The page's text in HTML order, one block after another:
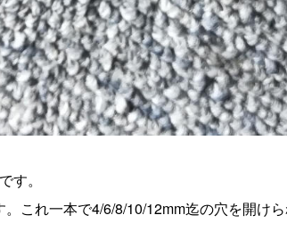
す。
これ一本で4/6/8/10/12mm迄の穴を開け